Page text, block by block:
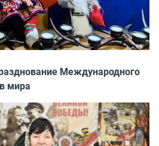
Международного
мира